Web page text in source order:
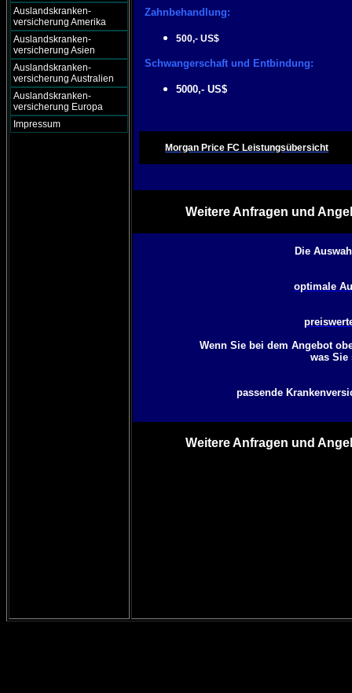
Auslandskranken-
versicherung Amerika
Auslandskranken-
versicherung Asien
Auslandskranken-
versicherung Australien
Auslandskranken-
versicherung Europa
Impressum
Zahnbehandlung:
500,- US$
Schwangerschaft und Entbindung:
5000,- US$
Morgan Price FC Leistungsübersicht
Weitere Anfragen und
Die
optimale
Wenn Sie bei dem Angebot
was Sie
passende
Weitere Anfragen und